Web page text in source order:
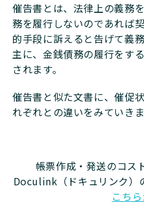
催告書とは、法律上の義務
務を履行しないのであれば
的手段に訴えると告げて義
主に、金銭債務の履行をす
されます。
催告書と似た文書に、催促
れぞれとの違いをみていきま
帳票作成・発送のコス
Doculink（ドキュリンク
こち